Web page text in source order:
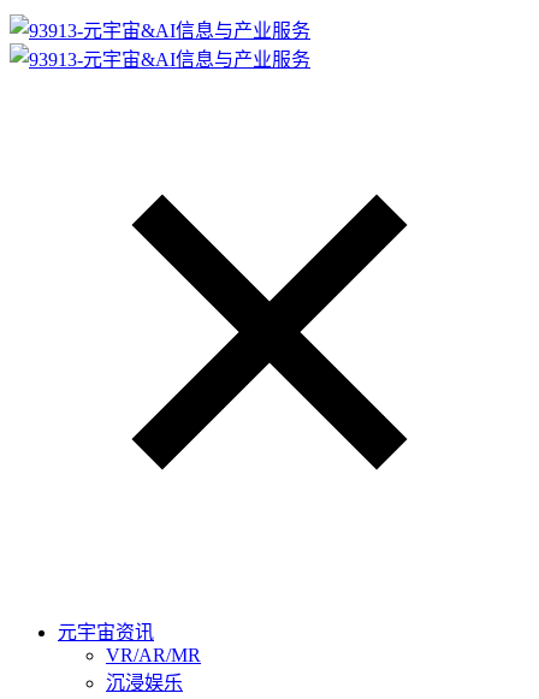
元宇宙资讯
VR/AR/MR
沉浸娱乐